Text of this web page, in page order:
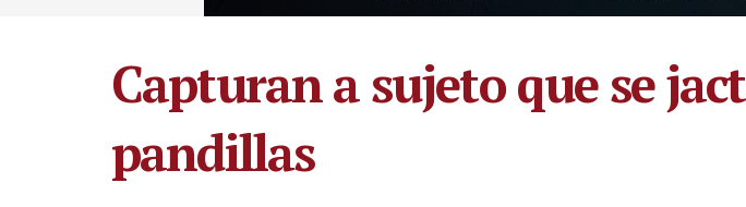
Capturan a sujeto que se
pandillas